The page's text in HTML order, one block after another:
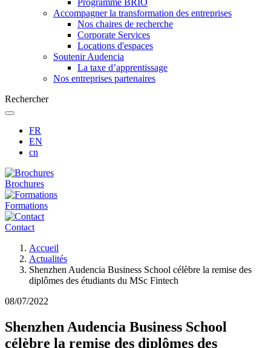
Programme BRIO
Accompagner la transformation des entreprises
Nos chaires de recherche
Corporate Services
Locations d'espaces
Soutenir Audencia
La taxe d’apprentissage
Nos entreprises partenaires
Rechercher
FR
EN
cn
Brochures
Formations
Contact
d'Ariane
Accueil
Actualités
Shenzhen Audencia Business School célèbre la remise des
diplômes des étudiants du MSc Fintech
08/07/2022
Shenzhen Audencia Business School
célèbre la remise des diplômes des